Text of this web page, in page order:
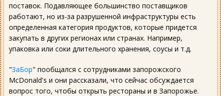
поставок. Подавляющее большинство поставщиков
работают, но из-за разрушенной инфраструктуры есть
определенная категория продуктов, которые придется
закупать в других регионах или странах. Например,
упаковка или соки длительного хранения, соусы и т.д.
"ЗаБор" пообщался с сотрудниками запорожского
McDonald's и они рассказали, что сейчас обсуждается
вопрос того, чтобы открыть рестораны и в Запорожье.